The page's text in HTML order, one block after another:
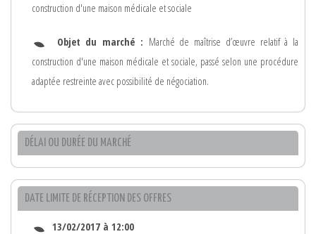
construction d'une maison médicale et sociale
Objet du marché : Marché de maîtrise d’œuvre relatif à la
construction d'une maison médicale et sociale, passé selon une procédure
adaptée restreinte avec possibilité de négociation.
DÉLAI OU DURÉE DU MARCHÉ
DATE LIMITE DE RÉCEPTION DES OFFRES
13/02/2017 à 12:00